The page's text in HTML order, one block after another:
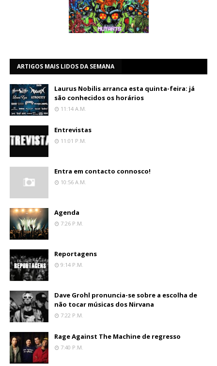
ARTIGOS MAIS LIDOS DA SEMANA
Laurus Nobilis arranca esta quinta-feira: já
são conhecidos os horários
11:14 A.m.
Entrevistas
11:01 P.m.
Entra em contacto connosco!
10:56 A.m.
Agenda
7:26 P.m.
Reportagens
9:14 P.m.
Dave Grohl pronuncia-se sobre a escolha de
não tocar músicas dos Nirvana
7:22 P.m.
Rage Against The Machine de regresso
7:40 P.m.